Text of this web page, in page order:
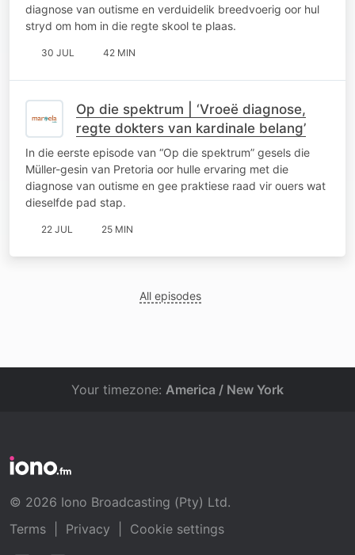
diagnose van outisme en verduidelik breedvoerig oor hul
stryd om hom in die regte skool te plaas.
30 JUL 42 MIN
Op die spektrum | ‘Vroeë diagnose,
regte dokters van kardinale belang’
In die eerste episode van “Op die spektrum” gesels die
Müller-gesin van Pretoria oor hulle ervaring met die
diagnose van outisme en gee praktiese raad vir ouers wat
dieselfde pad stap.
22 JUL 25 MIN
All episodes
Your timezone: America / New York
© 2026 Iono Broadcasting (Pty) Ltd.
Terms
Privacy
Cookie settings